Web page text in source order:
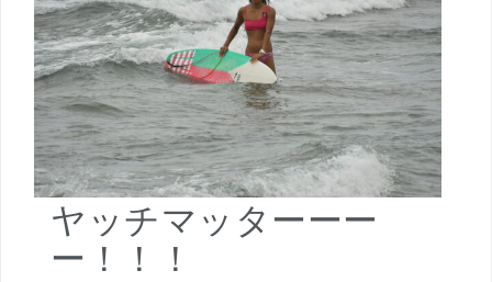
ヤッチマッターーー
ー！！！